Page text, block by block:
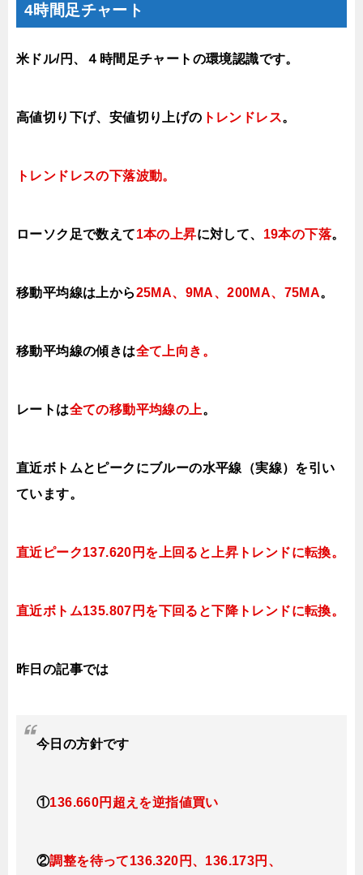
4時間足チャート
米ドル/円、４時間足チャートの環境認識です。
高値切り下げ、安値切り上げの トレンドレス。
トレンドレスの下落波動。
ローソク足で数えて1本の上昇に対して、 19本の下落。
移動平均線は上から25MA、9MA、200MA、 75MA。
移動平均線の傾きは全て上向き。
レートは全ての移動平均線の上。
直近ボトムとピークにブルーの水平線（実線）を引い
ています。
直近ピーク137.620円を上回ると上昇トレンドに転換。
直近ボトム135.807円を下回ると下降トレンドに転換。
昨日の記事では
今日の方針です
①136.660円超えを逆指値買い
②調整を待って136.320円 、136.173円、